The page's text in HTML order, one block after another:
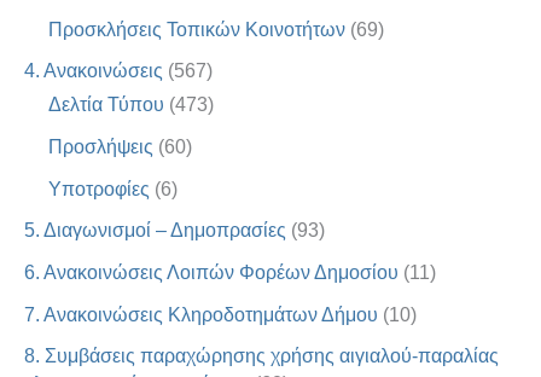
Προσκλήσεις Τοπικών Κοινοτήτων (69)
4. Ανακοινώσεις (567)
Δελτία Τύπου (473)
Προσλήψεις (60)
Υποτροφίες (6)
5. Διαγωνισμοί – Δημοπρασίες (93)
6. Ανακοινώσεις Λοιπών Φορέων Δημοσίου (11)
7. Ανακοινώσεις Κληροδοτημάτων Δήμου (10)
8. Συμβάσεις παραχώρησης χρήσης αιγιαλού-παραλίας